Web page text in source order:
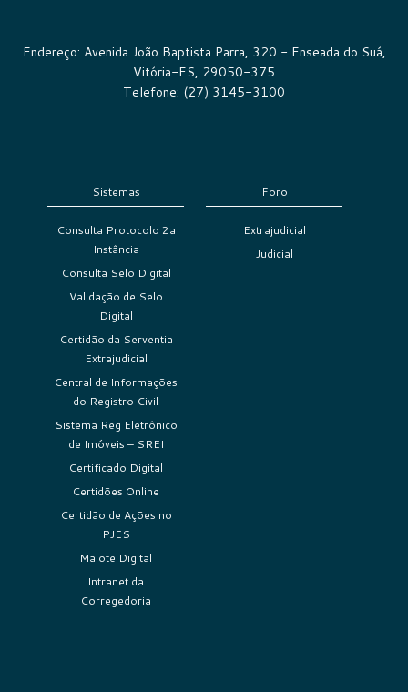
Endereço: Avenida João Baptista Parra, 320 - Enseada do Suá,
Vitória-ES, 29050-375
Telefone: (27) 3145-3100
Sistemas
Consulta Protocolo 2a
Instância
Consulta Selo Digital
Validação de Selo
Digital
Certidão da Serventia
Extrajudicial
Central de Informações
do Registro Civil
Sistema Reg Eletrônico
de Imóveis – SREI
Certificado Digital
Certidões Online
Certidão de Ações no
PJES
Malote Digital
Intranet da
Corregedoria
Foro
Extrajudicial
Judicial